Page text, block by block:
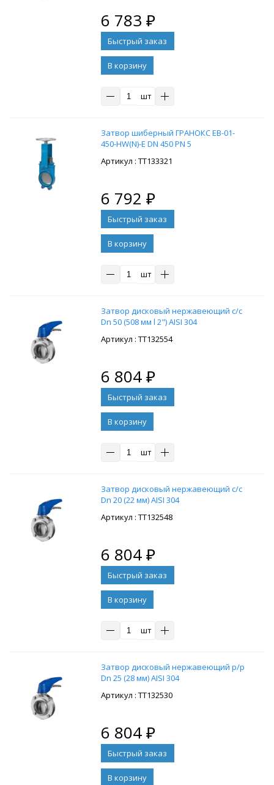
6 783 ₽
В корзину
шт
Затвор шиберный ГРАНОКС EB-01-
450-HW(N)-E DN 450 PN 5
: ТТ133321
6 792 ₽
В корзину
шт
Затвор дисковый нержавеющий с/с
Dn 50 (508 мм l 2") AISI 304
: ТТ132554
6 804₽
В корзину
шт
Затвор дисковый нержавеющий с/с
Dn 20 (22 мм) AISI 304
: ТТ132548
6 804₽
В корзину
шт
Затвор дисковый нержавеющий р/р
Dn 25 (28 мм) AISI 304
: ТТ132530
6 804₽
В корзину